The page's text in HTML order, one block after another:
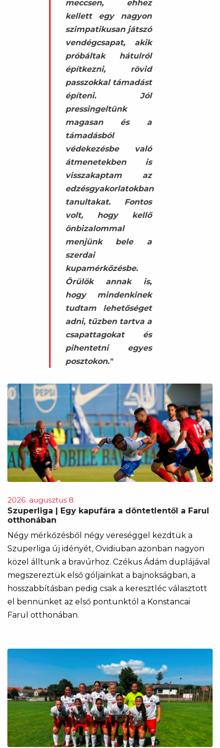
meccsen, ehhez
kellett egy nagyon
szimpatikusan játszó
vendégcsapat, akik
próbáltak hátulról
építkezni, rövid
passzokkal támadást
építeni. Jól
pressingeltünk
magasan és a
támadásból
védekezésbe való
átmenetekben is
visszakaptam az
edzésgyakorlatokban
tanultakat. Fontos
volt, hogy kellő
önbizalommal
menjünk bele a
szerdai
kupamérkőzésbe.
Örülök annak is,
hogy mindenkinek
tudtam lehetőséget
adni, tűzben tartva a
csapattagokat és
pihentetni egyes
posztokon."
2026. augusztus 8.
Szuperliga | Egy kapufára a döntetlentől a Farul
otthonában
Négy mérkőzésből négy vereséggel kezdtük a
Szuperliga új idényét, Ovidiuban azonban nagyon
közel álltunk a bravúrhoz. Czékus Ádám duplájával
megszereztük első góljainkat a bajnokságban, a
hosszabbításban pedig csak a keresztléc választott
el bennünket az első pontunktól a Konstancai
Farul otthonában.